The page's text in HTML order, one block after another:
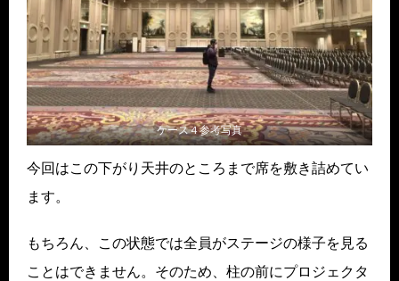
ケース４参考写真
今回はこの下がり天井のところまで席を敷き詰めてい
ます。
もちろん、この状態では全員がステージの様子を見る
ことはできません。そのため、柱の前にプロジェクタ